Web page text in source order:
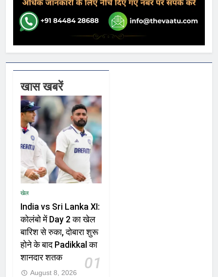
खास खबरें
खेल
India vs Sri Lanka XI:
कोलंबो में Day 2 का खेल
बारिश से रुका, दोबारा शुरू
होने के बाद Padikkal का
शानदार शतक
01
August 8, 2026